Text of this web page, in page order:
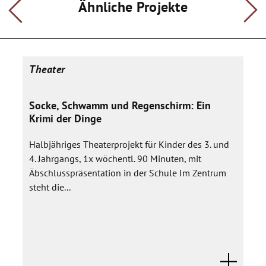
Ähnliche Projekte
Theater
Socke, Schwamm und Regenschirm: Ein
Krimi der Dinge
Halbjähriges Theaterprojekt für Kinder des 3. und
4. Jahrgangs, 1x wöchentl. 90 Minuten, mit
Äbschlusspräsentation in der Schule Im Zentrum
steht die...